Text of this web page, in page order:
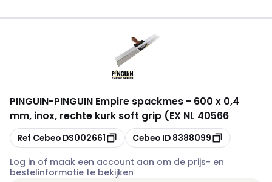
PINGUIN-PINGUIN Empire spackmes - 600 x 0,4
mm, inox, rechte kurk soft grip (EX NL 40566
Kopiëren
Ref Cebeo DS002661 Kopiëren
Cebeo ID 8388099
Log in of maak een account aan om de prijs- en
bestelinformatie te bekijken